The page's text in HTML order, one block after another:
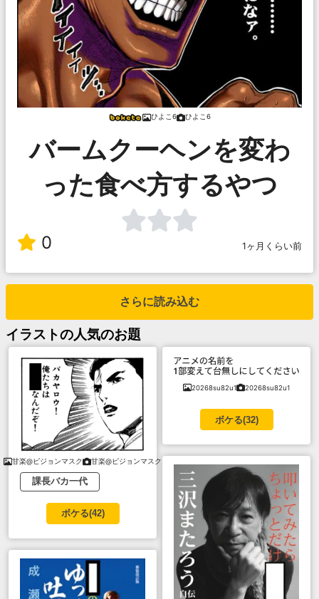
ひよこ6 ひよこ6
バームクーヘンを変わ
った食べ方するやつ
0 1ヶ月くらい前
さらに読み込む
イラストの人気のお題
甘楽@ピジョンマスク 甘楽@ピジョンマスク
課長バカ一代
ボケる(42)
20268su82u1 20268su82u1
ボケる(32)